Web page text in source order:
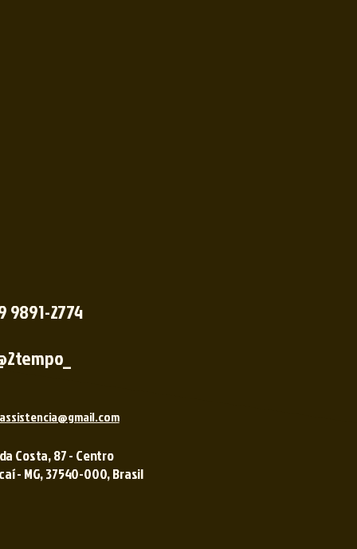
9891-2774
Costa, 87 - Centro
- MG, 37540-000, Brasil